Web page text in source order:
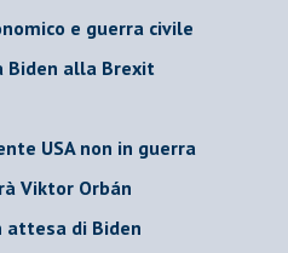
e guerra civile
Biden alla Brexit
USA non in guerra
Viktor Orbán
attesa di Biden